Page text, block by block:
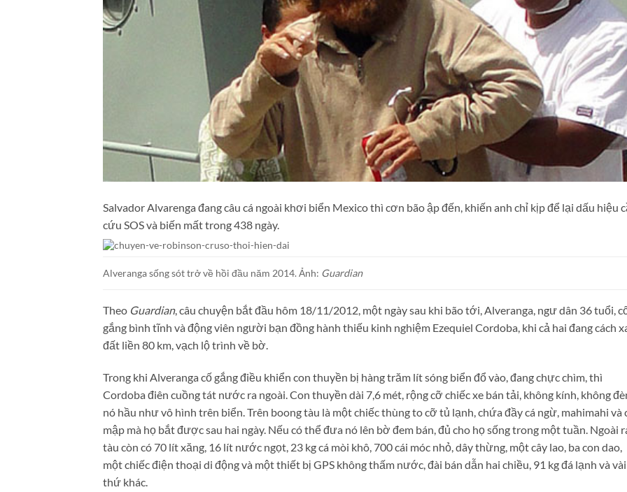
Salvador Alvarenga đang câu cá ngoài khơi biển Mexico thì cơn bão ập đến, khiến anh chỉ kịp để lại dấu hiệu
cứu SOS và biến mất trong 438 ngày.
Alveranga sống sót trở về hồi đầu năm 2014. Ảnh: Guardian
Theo Guardian, câu chuyện bắt đầu hôm 18/11/2012, một ngày sau khi bão tới, Alveranga, ngư dân 36 tuổi,
gắng bình tĩnh và động viên người bạn đồng hành thiếu kinh nghiệm Ezequiel Cordoba, khi cả hai đang cách
đất liền 80 km, vạch lộ trình về bờ.
Trong khi Alveranga cố gắng điều khiển con thuyền bị hàng trăm lít sóng biển đổ vào, đang chực chìm, thì
Cordoba điên cuồng tát nước ra ngoài. Con thuyền dài 7,6 mét, rộng cỡ chiếc xe bán tải, không kính, không
nó hầu như vô hình trên biển. Trên boong tàu là một chiếc thùng to cỡ tủ lạnh, chứa đầy cá ngừ, mahimahi và
mập mà họ bắt được sau hai ngày. Nếu có thể đưa nó lên bờ đem bán, đủ cho họ sống trong một tuần. Ngoài
tàu còn có 70 lít xăng, 16 lít nước ngọt, 23 kg cá mòi khô, 700 cái móc nhỏ, dây thừng, một cây lao, ba con dao,
một chiếc điện thoại di động và một thiết bị GPS không thấm nước, đài bán dẫn hai chiều, 91 kg đá lạnh và vài
thứ khác.